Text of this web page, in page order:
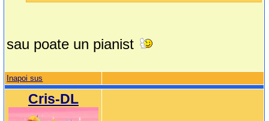
sau poate un pianist
Inapoi sus
Cris-DL